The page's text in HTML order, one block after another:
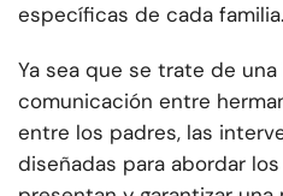
específicas de cada familia.
Ya sea que se trate de
comunicación entre
entre los padres, las
diseñadas para abordar